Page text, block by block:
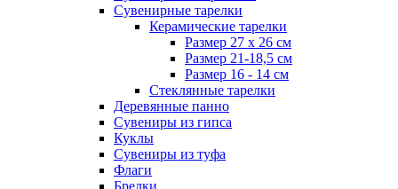
Сувенирные тарелки
Керамические тарелки
Размер 27 х 26 см
Размер 21-18,5 см
Размер 16 - 14 см
Стеклянные тарелки
Деревянные панно
Сувениры из гипса
Куклы
Сувениры из туфа
Флаги
Брелки